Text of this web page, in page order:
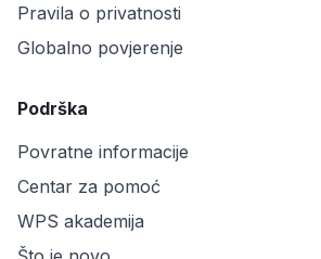
Pravila o privatnosti
Globalno povjerenje
Podrška
Povratne informacije
Centar za pomoć
WPS akademija